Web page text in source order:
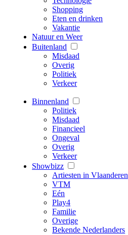
Shopping
Eten en drinken
Vakantie
Natuur en Weer
Buitenland
Misdaad
Overig
Politiek
Verkeer
Binnenland
Politiek
Misdaad
Financieel
Ongeval
Overig
Verkeer
Showbizz
Artiesten in Vlaanderen
VTM
Eén
Play4
Familie
Overige
Bekende Nederlanders